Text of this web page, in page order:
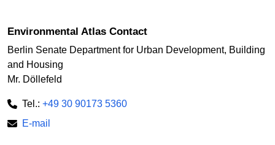
Environmental Atlas Contact
Berlin Senate Department for Urban Development, Building
and Housing
Mr. Döllefeld
Tel.: +49 30 90173 5360
E-mail